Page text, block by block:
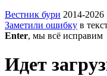
Вестник бури 2014-2026
Заметили ошибку в
Enter, мы всё исправим
Идет